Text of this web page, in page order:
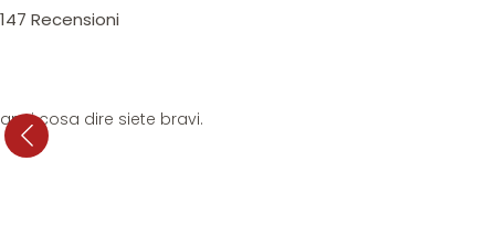
147 Recensioni
cosa dire siete bravi.